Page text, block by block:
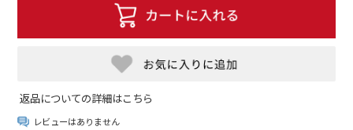
返品についての詳細はこちら
レビューはありません